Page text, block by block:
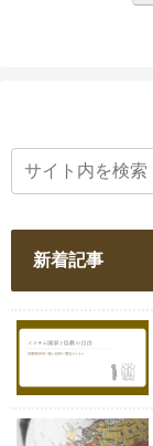
新着記事